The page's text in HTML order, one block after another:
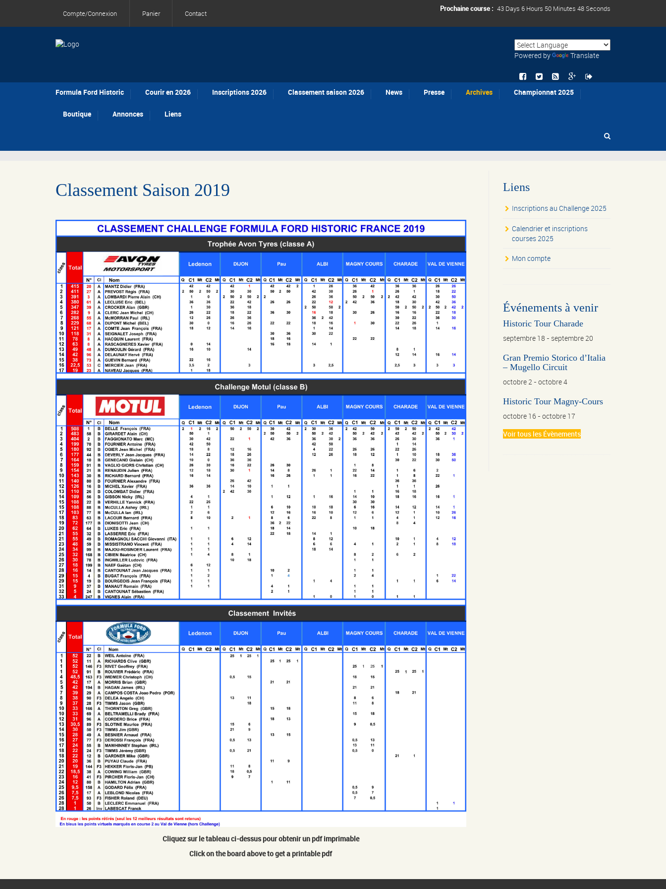
Compte/Connexion Panier Contact
Prochaine course : 43 Days 6 Hours 50 Minutes 48 Seconds
Powered by Translate
Formula Ford Historic Courir en 2026 Inscriptions 2026 Classement saison 2026 News Presse Archives Championnat 2025
Boutique Annonces Liens
Classement Saison 2019
Cliquez sur le tableau ci-dessus pour obtenir un pdf imprimable
Click on the board above to get a printable pdf
Liens
Inscriptions au Challenge 2025
Calendrier et inscriptions
courses 2025
Mon compte
Événements à venir
Historic Tour Charade
septembre 18 - septembre 20
Gran Premio Storico d’Italia
– Mugello Circuit
octobre 2 - octobre 4
Historic Tour Magny-Cours
octobre 16- octobre 17
Voir tous les Évènements